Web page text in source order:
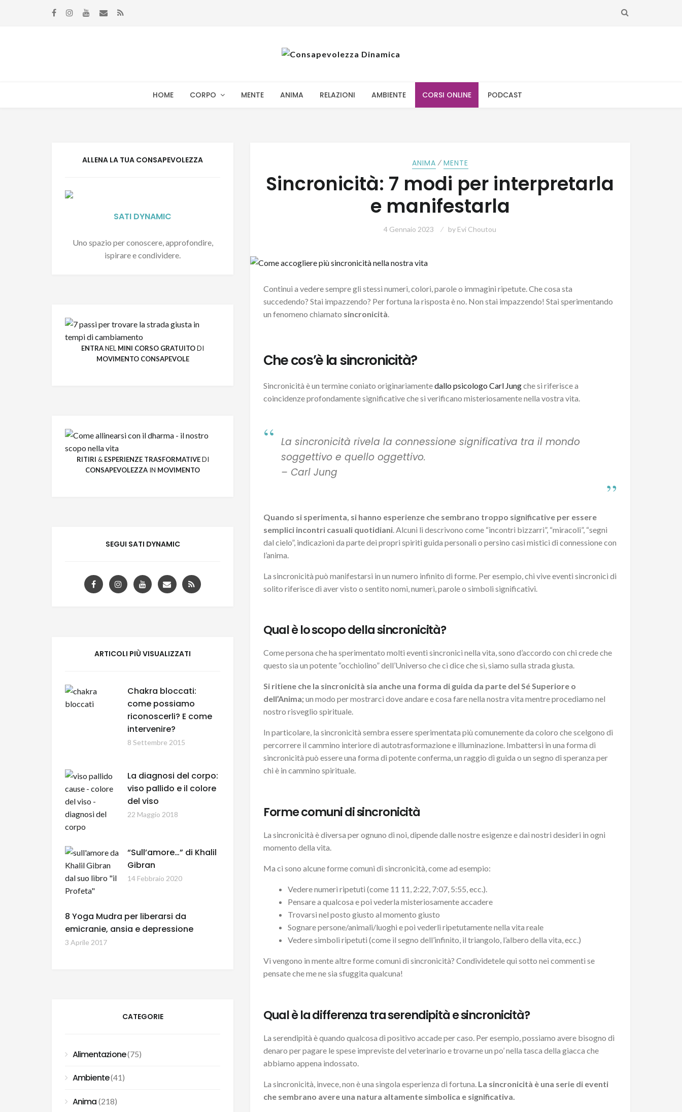
Skip to navigation
SEARCH
HOME CORPO MENTE ANIMA RELAZIONI AMBIENTE CORSI ONLINE PODCAST
ANIMA ⁄ MENTE
Sincronicità: 7 modi per interpretarla
e manifestarla
4 Gennaio 2023 by Evi Choutou
Continui a vedere sempre gli stessi numeri, colori, parole o immagini ripetute. Che cosa sta
succedendo? Stai impazzendo? Per fortuna la risposta è no. Non stai impazzendo! Stai sperimentando
un fenomeno chiamato sincronicità
Che cos’è la sincronicità?
Sincronicità è un termine coniato originariamentedallo psicologo Carl Jungche si riferisce a
coincidenze profondamente significative che si verificano misteriosamente nella vostra vita.
La sincronicità rivela la connessione significativa tra il mondo
soggettivo e quello oggettivo.
– Carl Jung
Quando si sperimenta, si hanno esperienze che sembrano troppo significative per essere
semplici incontri casuali quotidiani. Alcuni li descrivono come “incontri bizzarri”, “miracoli”, “segni
dal cielo”, indicazioni da parte dei propri spiriti guida personali o persino casi mistici di connessione con
l’anima.
La sincronicità può manifestarsi in un numero infinito di forme. Per esempio, chi vive eventi sincronici di
solito riferisce di aver visto o sentito nomi, numeri, parole o simboli significativi.
Qual è lo scopo della sincronicità?
Come persona che ha sperimentato molti eventi sincronici nella vita, sono d’accordo con chi crede che
questo sia un potente “occhiolino” dell’Universo che ci dice che sì, siamo sulla strada giusta.
Si ritiene che la sincronicità sia anche una forma di guida da parte del Sé Superiore o
dell’Anima;un modo per mostrarci dove andare e cosa fare nella nostra vita mentre procediamo nel
nostro risveglio spirituale.
In particolare, la sincronicità sembra essere sperimentata più comunemente da coloro che scelgono di
percorrere il cammino interiore di autotrasformazione e illuminazione. Imbattersi in una forma di
sincronicità può essere una forma di potente conferma, un raggio di guida o un segno di speranza per
chi è in cammino spirituale.
Forme comuni di sincronicità
La sincronicità è diversa per ognuno di noi, dipende dalle nostre esigenze e dai nostri desideri in ogni
momento della vita.
Ma ci sono alcune forme comuni di sincronicità, come ad esempio:
Vedere numeri ripetuti (come 11 11, 2:22, 7:07, 5:55, ecc.).
Pensare a qualcosa e poi vederla misteriosamente accadere
Trovarsi nel posto giusto al momento giusto
Sognare persone/animali/luoghi e poi vederli ripetutamente nella vita reale
Vedere simboli ripetuti (come il segno dell’infinito, il triangolo, l’albero della vita, ecc.)
Vi vengono in mente altre forme comuni di sincronicità? Condividetele qui sotto nei commenti se
pensate che me ne sia sfuggita qualcuna!
Qual è la differenza tra serendipità e sincronicità?
La serendipità è quando qualcosa di positivo accade per caso. Per esempio, possiamo avere bisogno di
denaro per pagare le spese impreviste del veterinario e trovarne un po’ nella tasca della giacca che
abbiamo appena indossato.
La sincronicità, invece, non è una singola esperienza di fortuna. La sincronicità è una serie di eventi
che sembrano avere una natura altamente simbolica e significativa.
ALLENA LA TUA CONSAPEVOLEZZA
SATI DYNAMIC
Uno spazio per conoscere, approfondire,
ispirare e condividere.
ENTRANEL MINI CORSO GRATUITODI
MOVIMENTO CONSAPEVOLE
RITIRI & ESPERIENZE TRASFORMATIVEDI
CONSAPEVOLEZZA IN MOVIMENTO
SEGUI SATI DYNAMIC
ARTICOLI PIÙ VISUALIZZATI
Chakra bloccati:
come possiamo
riconoscerli? E come
intervenire?
8 Settembre 2015
La diagnosi del corpo:
viso pallido e il colore
del viso
22 Maggio 2018
“Sull’amore…” di Khalil
Gibran
14 Febbraio 2020
8 Yoga Mudra per liberarsi da
emicranie, ansia e depressione
3 Aprile 2017
CATEGORIE
Alimentazione(75)
Ambiente(41)
Anima (218)